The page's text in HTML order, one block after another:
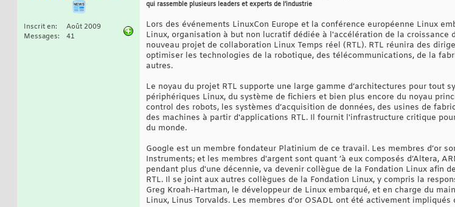
Inscrit en
Août 2009
Messages
41
qui rassemble plusieurs leaders et experts de l’industrie
Lors des événements LinuxCon Europe et la conférence européenne Linux
Linux, organisation à but non lucratif dédiée à l'accélération de la
nouveau projet de collaboration Linux Temps réel (RTL). RTL réunira des
optimiser les technologies de la robotique, des télécommunications, de la
autres.
Le noyau du projet RTL supporte une large gamme d’architectures pour tout
périphériques Linux, du système de fichiers et bien plus encore du noyau
control des robots, les systèmes d’acquisition de données, des usines de
des machines à partir d'applications RTL. Il fournit l'infrastructure critique
du monde.
Google est un membre fondateur Platinium de ce travail. Les membres d’or
Instruments; et les membres d'argent sont quant ’à eux composés d’Altera,
pendant plus d'une décennie, va devenir collègue de la Fondation Linux afin
RTL. Il se joint aux autres collègues de la Fondation Linux, y compris la
Greg Kroah-Hartman, le développeur de Linux embarqué, et en charge du
Linux, Linus Torvalds. Les membres d’or OSADL ont été activement